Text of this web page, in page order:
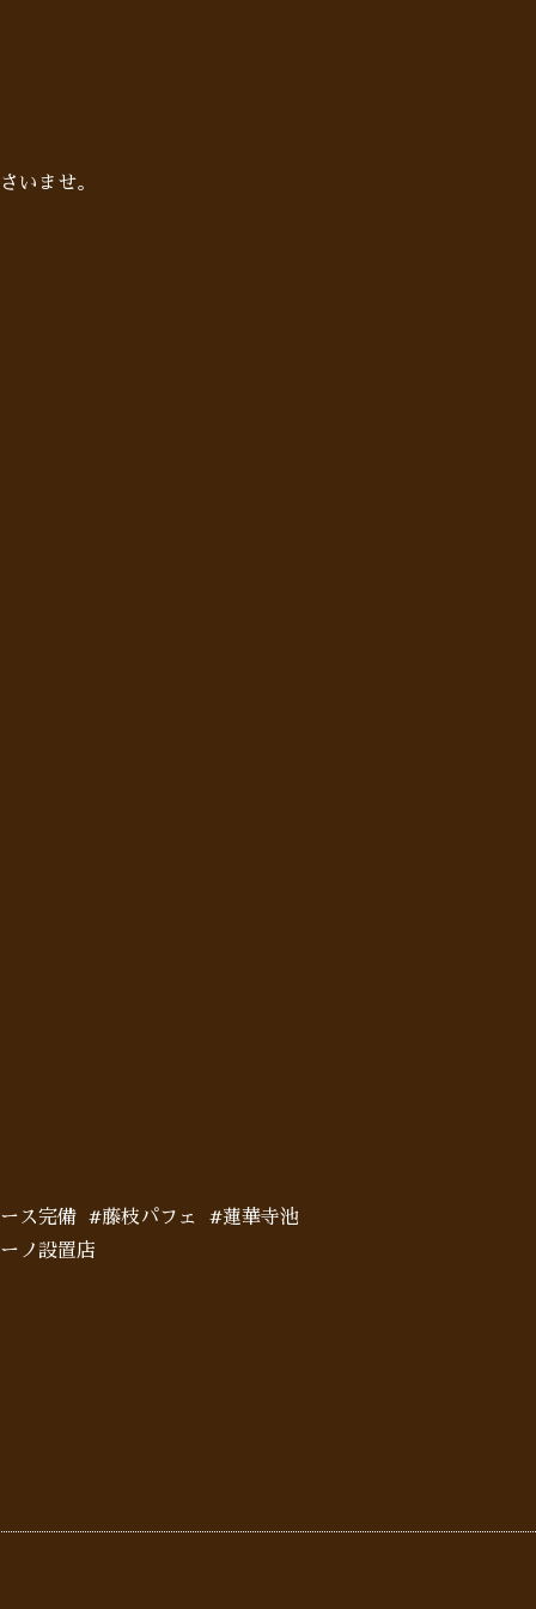
いませ。
ス完備 #藤枝パフェ #蓮華寺池
ノ設置店